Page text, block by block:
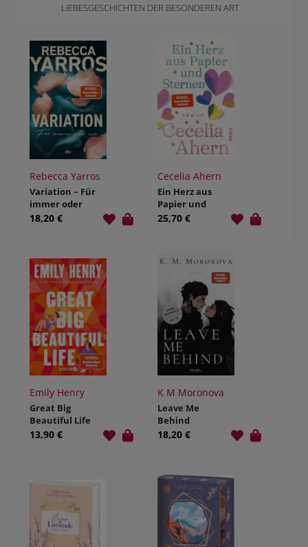
LIEBESGESCHICHTEN DER BESONDEREN ART
Rebecca Yarros
Variation – Für
immer oder
nie
18,20 €
Cecelia Ahern
Ein Herz aus
Papier und
Sternen
25,70 €
Emily Henry
Great Big
Beautiful Life
13,90 €
K M Moronova
Leave Me
Behind
18,20 €